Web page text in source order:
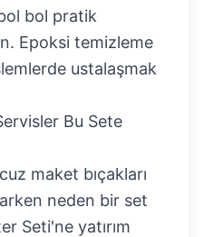
bol pratik
Epoksi temizleme
ustalaşmak
Bu Sete
maket bıçakları
neden bir set
Seti'ne yatırım